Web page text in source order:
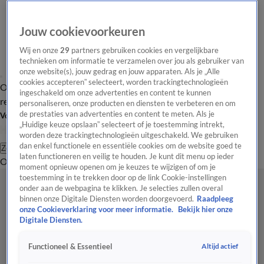
Overzicht Laatste nieuws Regionieuws Het beste van Hart
Tip de
redactie
Volg Hart van Nederland
Zoeken
OverzichtRegioUitzendingenWeerTip de redactiePanelVideo's
Jouw cookievoorkeuren
Wij en onze29 partners gebruiken cookies en vergelijkbare
technieken om informatie te verzamelen over jou als gebruiker van
onze website(s), jouw gedrag en jouw apparaten. Als je „Alle
cookies accepteren” selecteert, worden trackingtechnologieën
ingeschakeld om onze advertenties en content te kunnen
personaliseren, onze producten en diensten te verbeteren en om
de prestaties van advertenties en content te meten. Als je
„Huidige keuze opslaan” selecteert of je toestemming intrekt,
worden deze trackingtechnologieën uitgeschakeld. We gebruiken
dan enkel functionele en essentiële cookies om de website goed te
laten functioneren en veilig te houden. Je kunt dit menu op ieder
moment opnieuw openen om je keuzes te wijzigen of om je
toestemming in te trekken door op de link Cookie-instellingen
onder aan de webpagina te klikken. Je selecties zullen overal
binnen onze Digitale Diensten worden doorgevoerd. Raadpleeg
onze Cookieverklaring voor meer informatie.
Bekijk hier onze
Digitale Diensten.
Functioneel & Essentieel Altijd actief